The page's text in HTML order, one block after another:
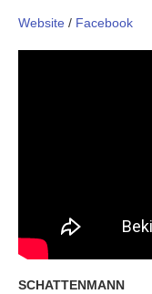
Website / Facebook
SCHATTENMANN